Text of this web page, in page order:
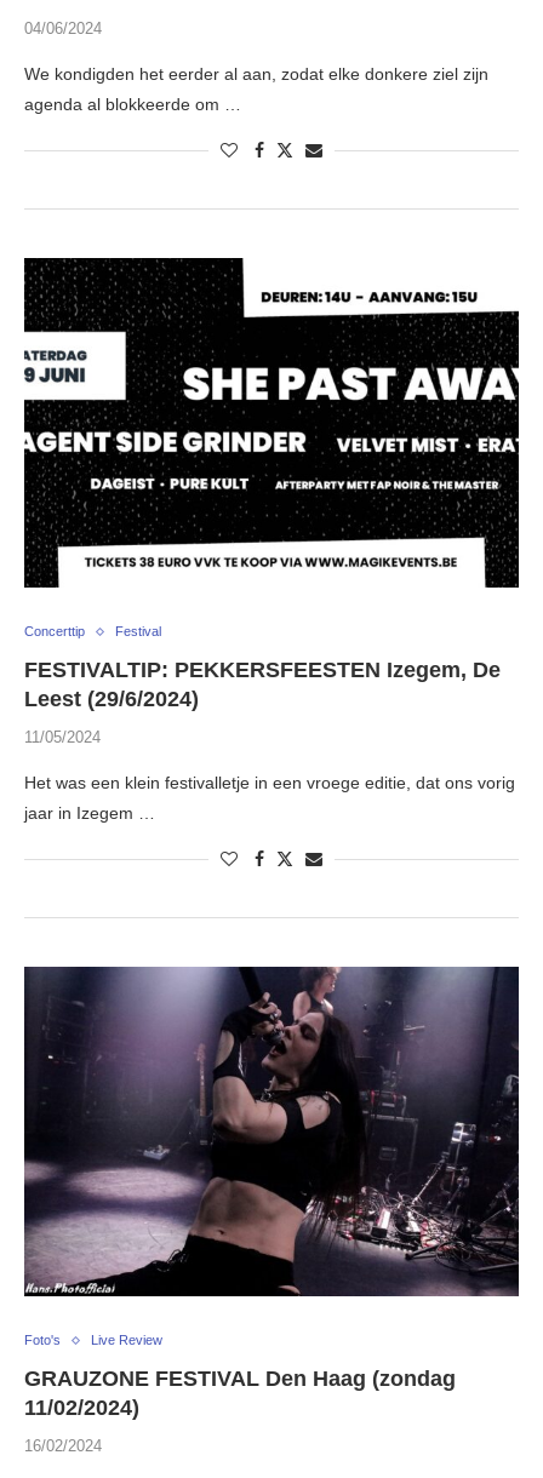
04/06/2024
We kondigden het eerder al aan, zodat elke donkere ziel zijn
agenda al blokkeerde om …
Concerttip Festival
FESTIVALTIP: PEKKERSFEESTEN Izegem, De
Leest (29/6/2024)
11/05/2024
Het was een klein festivalletje in een vroege editie, dat ons vorig
jaar in Izegem …
Foto's Live Review
GRAUZONE FESTIVAL Den Haag (zondag
11/02/2024)
16/02/2024